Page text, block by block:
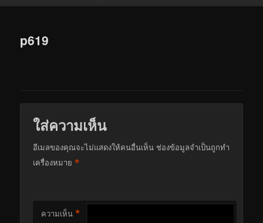
p619
ใส่ความเห็น
อีเมลของคุณจะไม่แสดงให้คนอื่นเห็น ช่องข้อมูลจำเป็นถูกทำ
เครื่องหมาย*
ความเห็น *